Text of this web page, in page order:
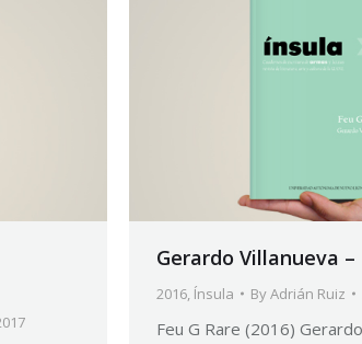
Gerardo Villanueva –
2016, Ínsula ByAdrián Ruiz
Feu G Rare (2016)